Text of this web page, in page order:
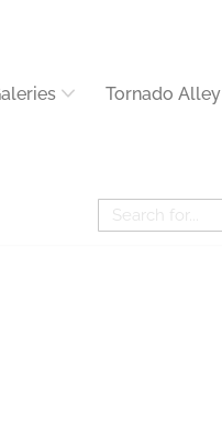
Tornado Alley